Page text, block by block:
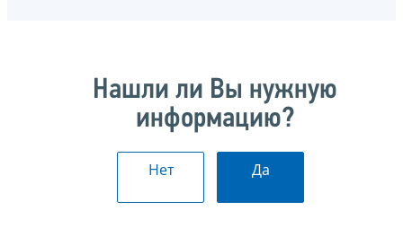
Нашли ли Вы нужную
информацию?
Нет Да